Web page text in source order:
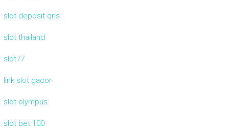
slot deposit qris
slot thailand
slot77
link slot gacor
slot olympus
slot bet 100